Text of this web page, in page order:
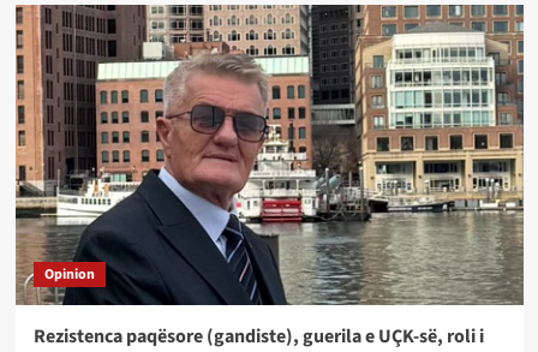
Opinion
Rezistenca paqësore (gandiste), guerila e UÇK-së, roli i